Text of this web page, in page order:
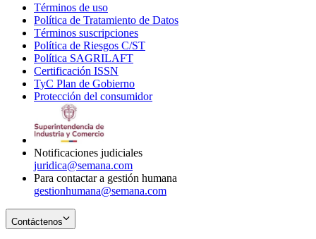
Términos de uso
in
new
window
Política de Tratamiento de Datos
Términos suscripciones
in
Política de Riesgos C/ST
Política SAGRILAFT
new
window
Certificación ISSN
in
new
TyC Plan de Gobierno
in
Protección del consumidorOpens
Notificaciones judiciales
juridica@semana.com
Para contactar a gestión humana
gestionhumana@semana.com
Contáctenos